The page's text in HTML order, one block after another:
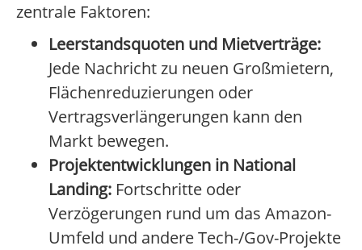
zentrale Faktoren:
Leerstandsquoten und Mietverträge:
Jede Nachricht zu neuen Großmietern,
Flächenreduzierungen oder
Vertragsverlängerungen kann den
Markt bewegen.
Projektentwicklungen in National
Landing: Fortschritte oder
Verzögerungen rund um das Amazon-
Umfeld und andere Tech-/Gov-Projekte